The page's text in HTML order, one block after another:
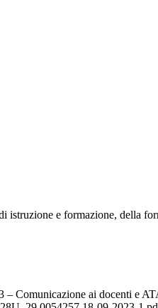
istruzione e formazione, della
Comunicazione ai docenti e